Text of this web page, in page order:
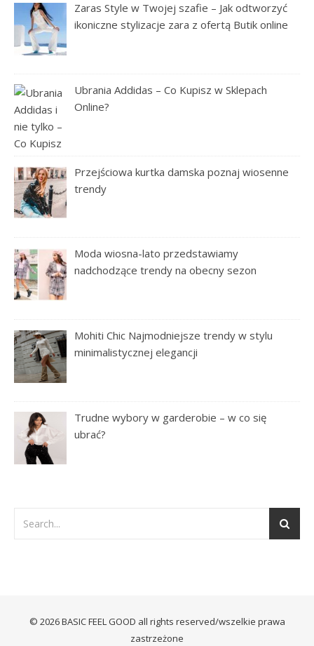
Zaras Style w Twojej szafie – Jak odtworzyć
ikoniczne stylizacje zara z ofertą Butik online
Ubrania Addidas – Co Kupisz w Sklepach
Online?
Przejściowa kurtka damska poznaj wiosenne
trendy
Moda wiosna-lato przedstawiamy
nadchodzące trendy na obecny sezon
Mohiti Chic Najmodniejsze trendy w stylu
minimalistycznej elegancji
Trudne wybory w garderobie – w co się
ubrać?
© 2026 BASIC FEEL GOOD all rights reserved/wszelkie prawa
zastrzeżone